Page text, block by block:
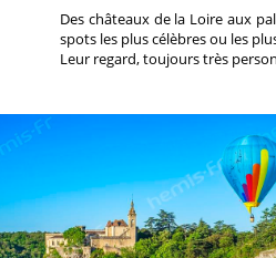
Des châteaux de la Loire aux
spots les plus célèbres ou les
Leur regard, toujours très